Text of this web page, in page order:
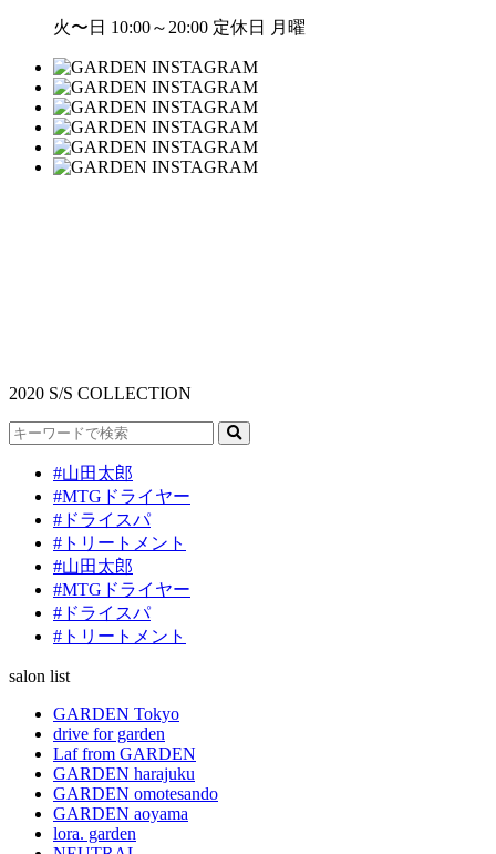
火〜日 10:00～20:00 定休日 月曜
2020 S/S COLLECTION
#山田太郎
#MTGドライヤー
#ドライスパ
#トリートメント
#山田太郎
#MTGドライヤー
#ドライスパ
#トリートメント
salon list
GARDEN Tokyo
drive for garden
Laf from GARDEN
GARDEN harajuku
GARDEN omotesando
GARDEN aoyama
lora. garden